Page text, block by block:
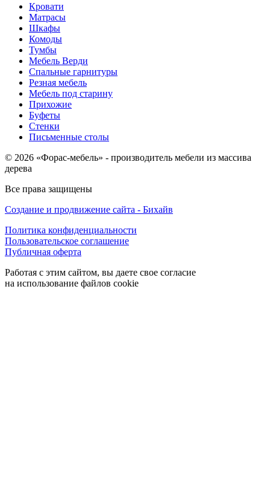
Кровати
Матрасы
Шкафы
Комоды
Тумбы
Мебель Верди
Спальные гарнитуры
Резная мебель
Мебель под старину
Прихожие
Буфеты
Стенки
Письменные столы
© 2026 «Форас-мебель» - производитель мебели из массива
дерева
Все права защищены
Создание и продвижение сайта - Бихайв
Политика конфиденциальности
Пользовательское соглашение
Публичная оферта
Работая с этим сайтом, вы даете свое согласие
на использование файлов cookie